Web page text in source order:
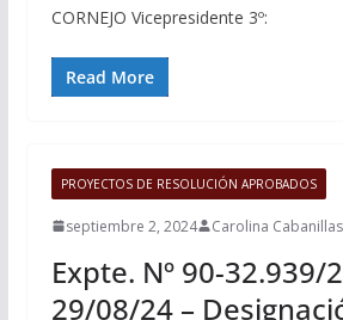
CORNEJO Vicepresidente 3º:
Read More
PROYECTOS DE RESOLUCIÓN APROBADOS
septiembre 2, 2024 Carolina Cabanillas
Expte. Nº 90-32.939/
29/08/24 –